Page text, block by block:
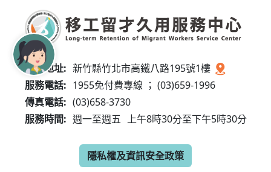
服務地址: 新竹縣竹北市高鐵八路195號1樓
服務電話: 1955免付費專線 ； (03)659-1996
傳真電話: (03)658-3730
服務時間: 週一至週五 上午8時30分至下午5時30分
隱私權及資訊安全政策